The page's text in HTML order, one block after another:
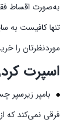
به‌صورت اقساط
تنها کافیست به
موردنظرتان را
اسپرت
بامپر
فرقی نمی‌کند که